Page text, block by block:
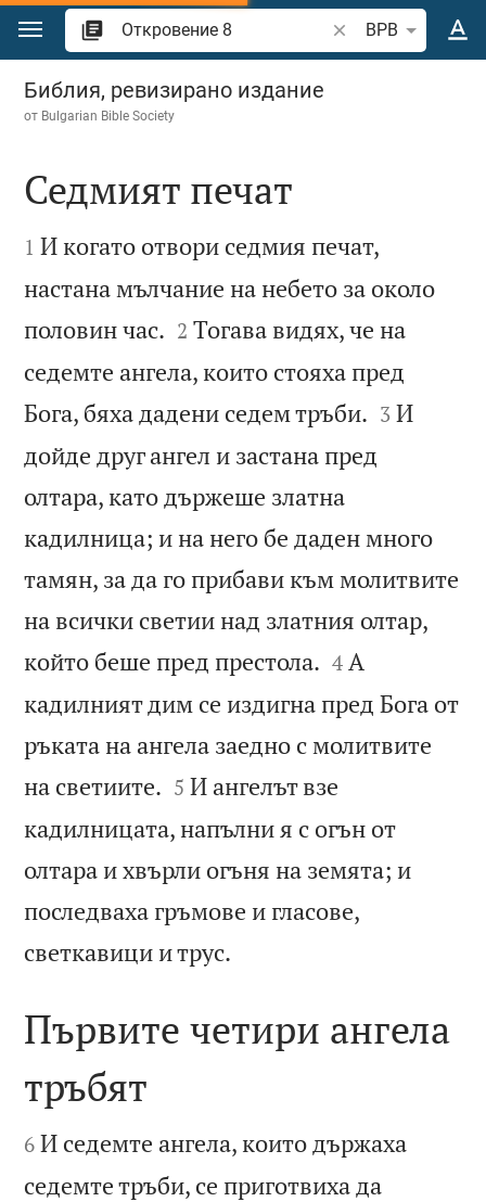
Преминете към съдържанието
Търсете стих или
BPB
Откровение 8
Библия, ревизирано издание
от Bulgarian Bible Society

Седмият печат

1 И когато отвори седмия печат,
настана мълчание на небето за около
половин час. 

2 Тогава видях, че на
седемте ангела, които стояха пред
Бога, бяха дадени седем тръби. 

3 И
дойде друг ангел и застана пред
олтара, като държеше златна
кадилница; и на него бе даден много
тамян, за да го прибави към молитвите
на всички светии над златния олтар,
който беше пред престола. 

4 А
кадилният дим се издигна пред Бога от
ръката на ангела заедно с молитвите
на светиите. 

5 И ангелът взе
кадилницата, напълни я с огън от
олтара и хвърли огъня на земята; и
последваха гръмове и гласове,
светкавици и трус.

Първите четири ангела
тръбят

6 И седемте ангела, които държаха
седемте тръби, се приготвиха да